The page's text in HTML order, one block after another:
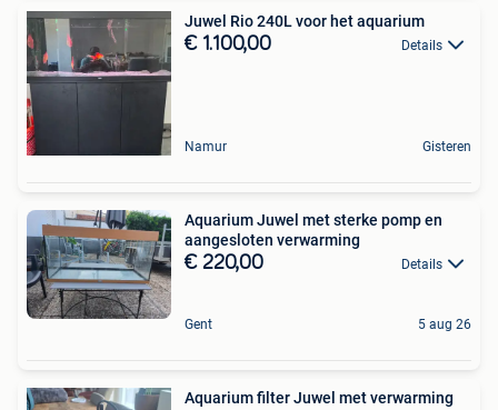
Juwel Rio 240L voor het aquarium
€ 1.100,00 Details
Namur Gisteren
Aquarium Juwel met sterke pomp en
aangesloten verwarming
€ 220,00 Details
Gent 5 aug 26
Aquarium filter Juwel met verwarming